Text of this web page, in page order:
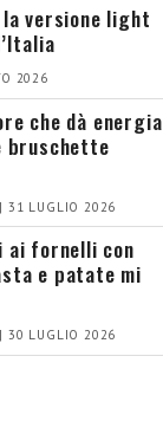
la versione light
2026
che dà energia
bruschette
31 LUGLIO 2026
ai fornelli con
e patate mi
30 LUGLIO 2026